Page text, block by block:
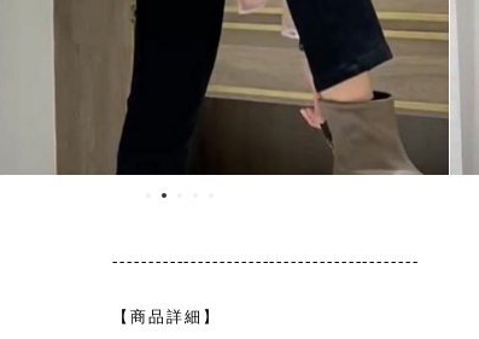
-------------------------------------------
【商品詳細】